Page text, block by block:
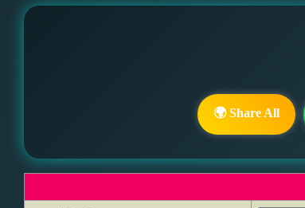
🌍 Share All